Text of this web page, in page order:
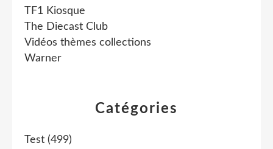
Catégories
Test (499)
TF1 Kiosque
The Diecast Club
Vidéos thèmes collections
Warner